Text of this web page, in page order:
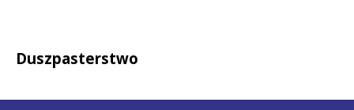
Duszpasterstwo